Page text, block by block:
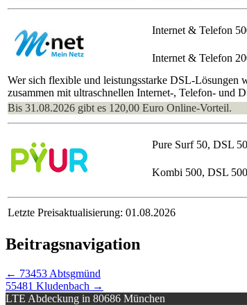
Internet & Telefon
Internet & Telefon
Wer sich flexible und leistungsstarke DSL-Lösungen
zusammen mit ultraschnellen Internet-, Telefon- und
Bis 31.08.2026 gibt es 120,00 Euro Online-Vorteil.
Pure Surf 50, DSL
Kombi 500, DSL
Letzte Preisaktualisierung: 01.08.2026
Beitragsnavigation
← 73453 Abtsgmünd
55481 Kludenbach →
LTE Abdeckung in 80686 München